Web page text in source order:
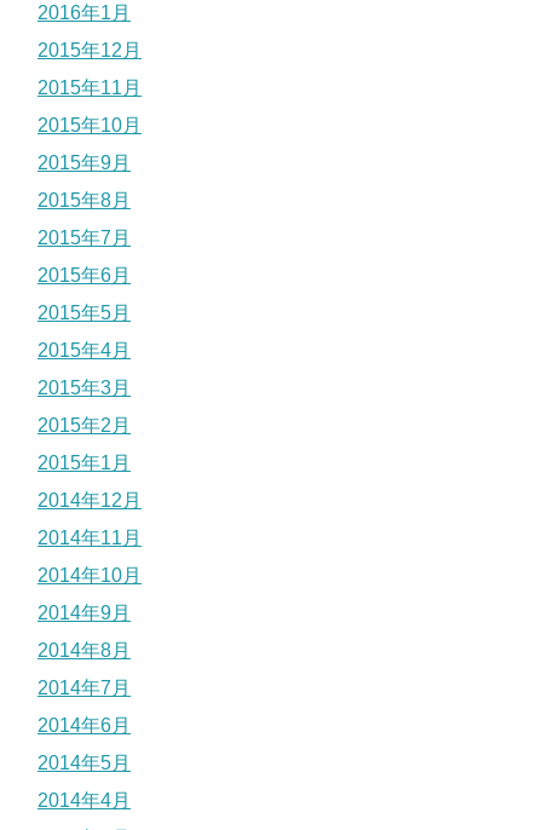
2016年1月
2015年12月
2015年11月
2015年10月
2015年9月
2015年8月
2015年7月
2015年6月
2015年5月
2015年4月
2015年3月
2015年2月
2015年1月
2014年12月
2014年11月
2014年10月
2014年9月
2014年8月
2014年7月
2014年6月
2014年5月
2014年4月